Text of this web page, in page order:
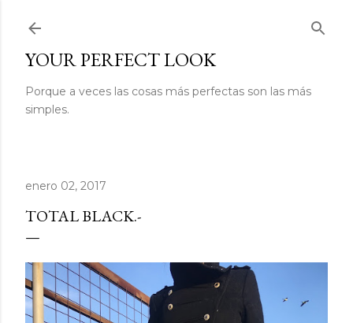
YOUR PERFECT LOOK
Porque a veces las cosas más perfectas son las más
simples.
enero 02, 2017
TOTAL BLACK.-